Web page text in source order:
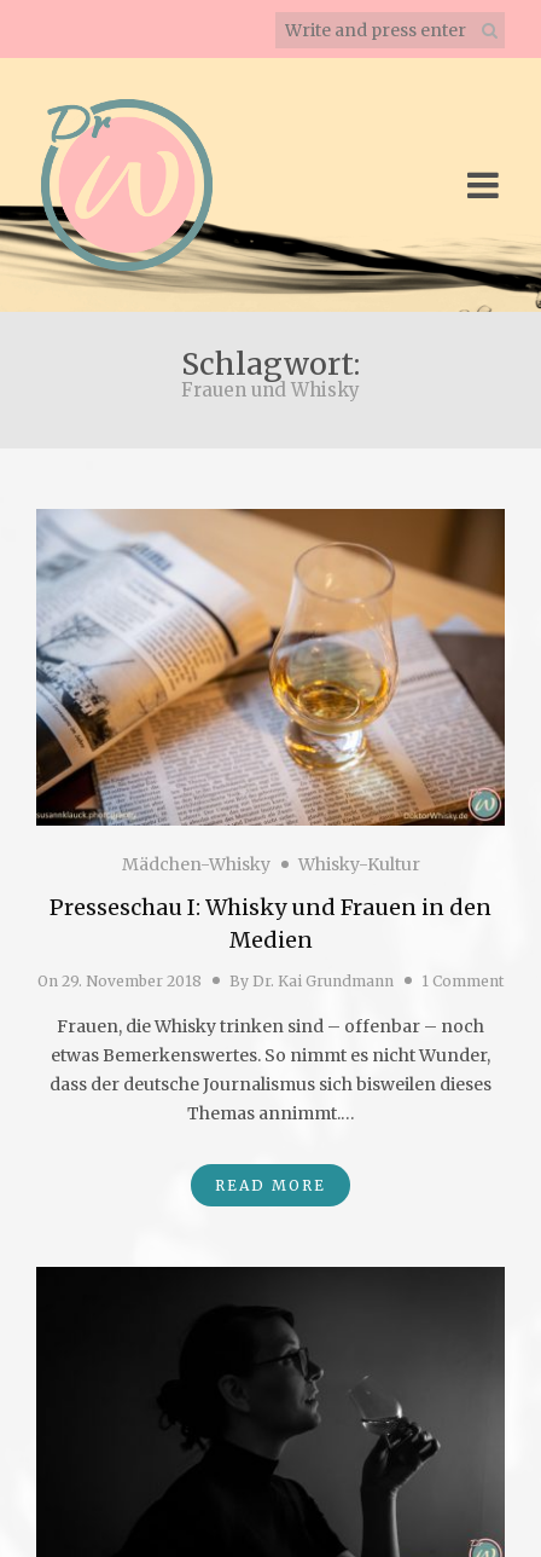
Schlagwort:
Frauen und Whisky
Mädchen-Whisky Whisky-Kultur
Presseschau I: Whisky und Frauen in den
Medien
On 29. November 2018 By Dr. Kai Grundmann 1 Comment
Frauen, die Whisky trinken sind – offenbar – noch
etwas Bemerkenswertes. So nimmt es nicht Wunder,
dass der deutsche Journalismus sich bisweilen dieses
Themas annimmt.…
READ MORE